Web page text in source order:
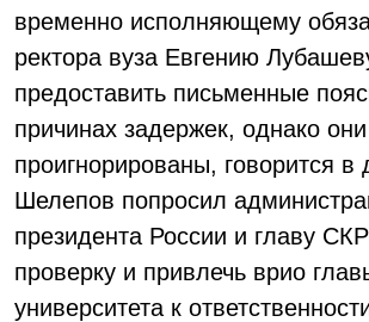
временно исполняющему
ректора вуза Евгению
предоставить письменные
причинах задержек, однако
проигнорированы, говорится в
Шелепов попросил
президента России и главу
проверку и привлечь врио
университета к